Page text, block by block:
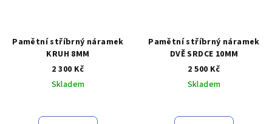
Pamětní stříbrný náramek
KRUH 8MM
2 300 Kč
Skladem
Pamětní stříbrný náramek
DVĚ SRDCE 10MM
2 500 Kč
Skladem
hodnocení